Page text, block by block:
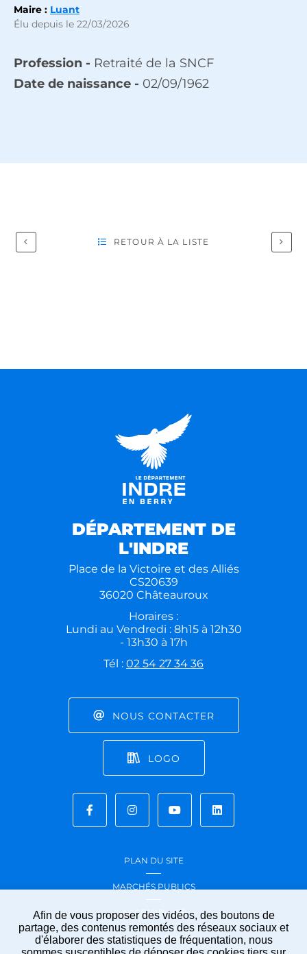
Afin de vous proposer des vidéos, des boutons de
partage, des contenus remontés des réseaux sociaux et
d'élaborer des statistiques de fréquentation, nous
Maire : Luant
Élu depuis le 22/03/2026
Profession - Retraité de la SNCF
Date de naissance - 02/09/1962
RETOUR À LA LISTE
DÉPARTEMENT DE
L'INDRE
Place de la Victoire et des Alliés
CS20639
36020 Châteauroux
Horaires :
Lundi au Vendredi : 8h15 à 12h30
- 13h30 à 17h
Tél : 02 54 27 34 36
NOUS CONTACTER
LOGO
PLAN DU SITE
MARCHÉS PUBLICS
ACCESSIBILITÉ
MENTIONS LÉGALES